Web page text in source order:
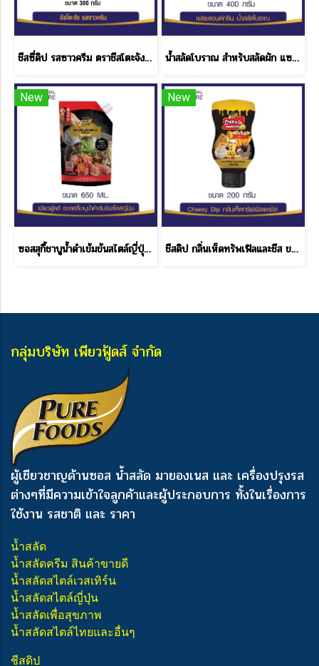
ชีสซี่ดิป รสซาวครีม ตราชีสโตะจัง แบบถุง ขนาด 380 กรัม น้ำสลัดโบราณ สำหรับสลัดผัก แซนด์วิช โบราณ เฟรช & กรีน ขนาด 400 กรัม
New
ซอสสุกี้ชาบูน้ำดำเข้มข้นสไตล์ญี่ปุ่น 650 ML.
New
ชีสดิป กลิ่นเห็ดทรัพเฟิลและชีส ขนาด 200 กรัม
กลุ่มบริษัท เพียวฟู้ดส์ จำกัด
ผู้เชียวชาญด้านซอส น้ำสลัด มายองเนส และ เครื่องปรุงรส
ต่างๆที่มีความเข้าใจลูกค้าและผู้ประกอบการ ทั้งในเรื่องการ
ใช้งาน รสชาติ และ ราคา
น้ำสลัด
น้ำสลัดครีม สินค้าขายดี
น้ำสลัดสไตล์เวสเทิร์น
น้ำสลัดสไตล์ญี่ปุ่น
น้ำสลัดเพื่อสุขภาพ
น้ำสลัดสไตล์ไทยและอื่นๆ
ชีสดิป